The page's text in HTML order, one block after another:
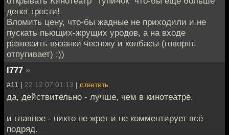
денег грести!
Вломить цену, что-бы жадные не приходили и не
пускать пьющих-жрущих уродов, а на входе
развесить вязанки чесноку и колбасы (говорят,
отпугивает) :))
l777 »
#11 | 22.12.07 01:13 | ответить
да, действительно - лучше, чем в кинотеатре.
и главное - никто не жрет и не комментирует всё
подряд.